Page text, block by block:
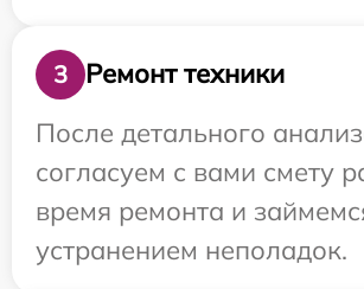
3
Ремонт техники
После детального
согласуем с вами смету
время ремонта и
устранением неполадок.